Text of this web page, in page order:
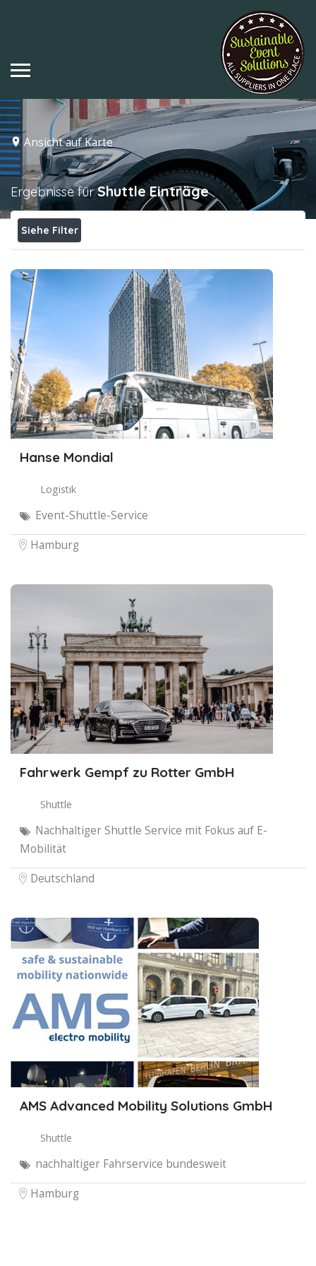
Ansicht auf Karte
Ergebnisse fürShuttle Einträge
Siehe Filter
Hanse Mondial
Logistik
Event-Shuttle-Service
Hamburg
Fahrwerk Gempf zu Rotter GmbH
Shuttle
Nachhaltiger Shuttle Service mit Fokus auf E-
Mobilität
Deutschland
AMS Advanced Mobility Solutions GmbH
Shuttle
nachhaltiger Fahrservice bundesweit
Hamburg